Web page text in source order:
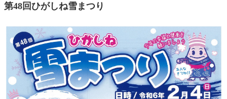
第48回ひがしね雪まつり